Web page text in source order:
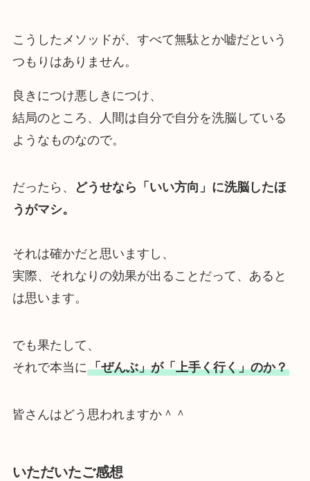
こうしたメソッドが、すべて無駄とか嘘だという
つもりはありません。
良きにつけ悪しきにつけ、
結局のところ、人間は自分で自分を洗脳している
ようなものなので。
だったら、
どうせなら「いい方向」に洗脳したほ
うがマシ。
それは確かだと思いますし、
実際、それなりの効果が出ることだって、あると
は思います。
でも果たして、
それで本当に「ぜんぶ」が「上手く行く」のか？
皆さんはどう思われますか＾＾
いただいたご感想